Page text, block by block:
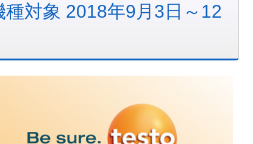
対象 2018年9月3日～12